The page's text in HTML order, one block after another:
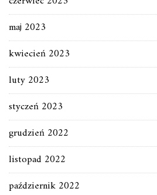
maj 2023
kwiecień 2023
luty 2023
styczeń 2023
grudzień 2022
listopad 2022
październik 2022